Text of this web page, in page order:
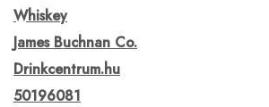
Whiskey
James Buchnan Co.
Drinkcentrum.hu
50196081